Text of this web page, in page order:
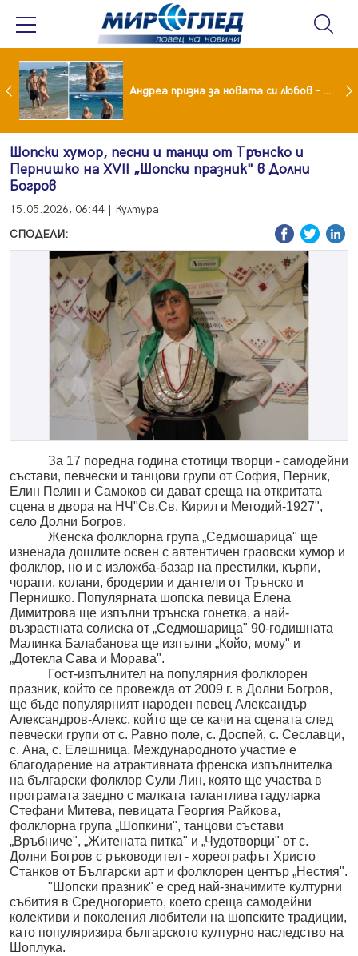
Драма вместо щастие: Звезда от "Татковци" е в болница с високорискова бременност Андреа призна за новата си любов – руснакът Игор
Шопски хумор, песни и танци от Трънско и
Пернишко на XVII „Шопски празник" в Долни
Богров
15.05.2026, 06:44 | Култура
СПОДЕЛИ:
За 17 поредна година стотици творци - самодейни
състави, певчески и танцови групи от София, Перник,
Елин Пелин и Самоков си дават среща на откритата
сцена в двора на НЧ"Св.Св. Кирил и Методий-1927",
село Долни Богров.
Женска фолклорна група „Седмошарица" ще
изненада дошлите освен с автентичен граовски хумор и
фолклор, но и с изложба-базар на престилки, кърпи,
чорапи, колани, бродерии и дантели от Трънско и
Пернишко. Популярната шопска певица Елена
Димитрова ще изпълни трънска гонетка, а най-
възрастната солиска от „Седмошарица" 90-годишната
Малинка Балабанова ще изпълни „Койо, мому" и
„Дотекла Сава и Морава".
Гост-изпълнител на популярния фолклорен
празник, който се провежда от 2009 г. в Долни Богров,
ще бъде популярният народен певец Александър
Александров-Алекс, който ще се качи на сцената след
певчески групи от с. Равно поле, с. Доспей, с. Сеславци,
с. Ана, с. Елешница. Международното участие е
благодарение на атрактивната френска изпълнителка
на български фолклор Сули Лин, която ще участва в
програмата заедно с малката талантлива гадуларка
Стефани Митева, певицата Георгия Райкова,
фолклорна група „Шопкини", танцови състави
„Връбниче", „Житената питка" и „Чудотворци" от с.
Долни Богров с ръководител - хореографът Христо
Станков от Български арт и фолклорен център „Нестия".
"Шопски празник" е сред най-значимите културни
събития в Средногорието, което среща самодейни
колективи и поколения любители на шопските традиции,
като популяризира българското културно наследство на
Шоплука.